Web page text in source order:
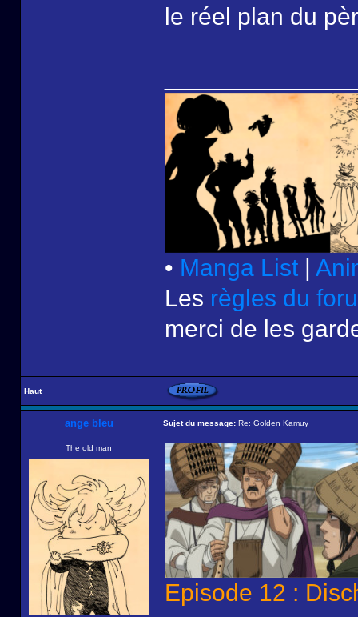
le réel plan du
• Manga List |
Les règles du
merci de les
Haut
ange bleu Sujet du message: Re: Golden Kamuy
The old man
Episode 12 :